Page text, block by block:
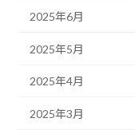
2025年6月
2025年5月
2025年4月
2025年3月